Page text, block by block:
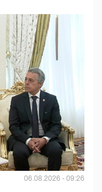
06.08.2026 - 09:26